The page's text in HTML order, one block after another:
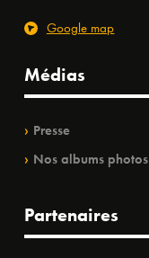
Google map
Médias
Presse
Nos albums photos
Partenaires